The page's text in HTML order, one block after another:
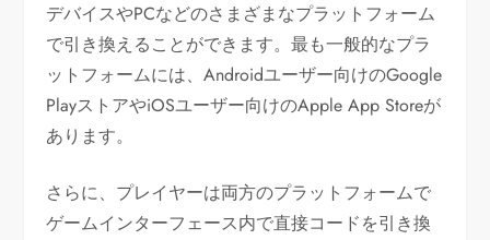
デバイスやPCなどのさまざまなプラットフォーム
で引き換えることができます。最も一般的なプラ
ットフォームには、Androidユーザー向けのGoogle
PlayストアやiOSユーザー向けのApple App Storeが
あります。
さらに、プレイヤーは両方のプラットフォームで
ゲームインターフェース内で直接コードを引き換